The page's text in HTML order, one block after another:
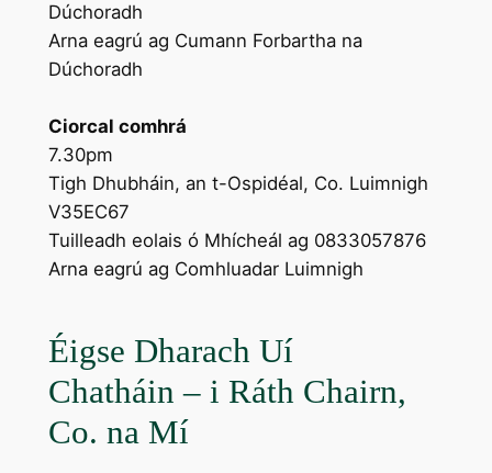
Dúchoradh
Arna eagrú ag Cumann Forbartha na
Dúchoradh
Ciorcal comhrá
7.30pm
Tigh Dhubháin, an t-Ospidéal, Co. Luimnigh
V35EC67
Tuilleadh eolais ó Mhícheál ag 0833057876
Arna eagrú ag Comhluadar Luimnigh
Éigse Dharach Uí
Chatháin – i Ráth Chairn,
Co. na Mí